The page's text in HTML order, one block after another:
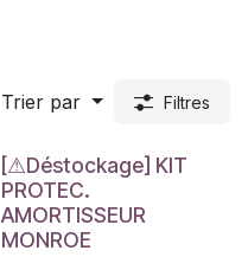
Trier par Filtres
Déstockage
[⚠Déstockage] KIT
PROTEC.
AMORTISSEUR
MONROE